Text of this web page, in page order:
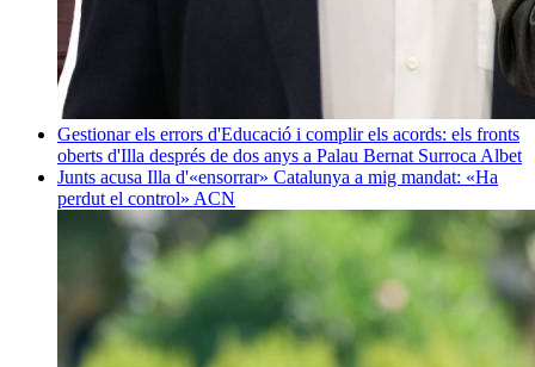
Gestionar els errors d'Educació i complir els acords: els fronts
oberts d'Illa després de dos anys a Palau Bernat Surroca Albet
Junts acusa Illa d'«ensorrar» Catalunya a mig mandat: «Ha
perdut el control» ACN